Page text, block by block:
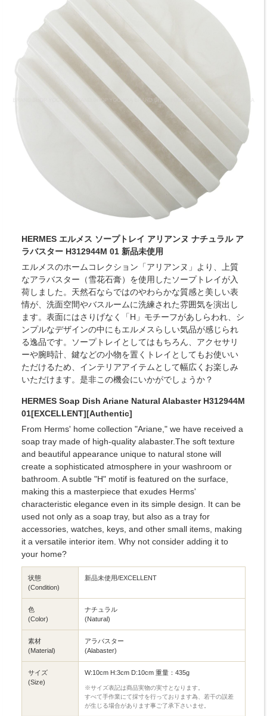
HERMES エルメス ソープトレイ アリアンヌ ナチュラル ア
ラバスター H312944M 01 新品未使用
エルメスのホームコレクション「アリアンヌ」より、上質
なアラバスター（雪花石膏）を使用したソープトレイが入
荷しました。天然石ならではのやわらかな質感と美しい表
情が、洗面空間やバスルームに洗練された雰囲気を演出し
ます。表面にはさりげなく「H」モチーフがあしらわれ、シ
ンプルなデザインの中にもエルメスらしい気品が感じられ
る逸品です。ソープトレイとしてはもちろん、アクセサリ
ーや腕時計、鍵などの小物を置くトレイとしてもお使いい
ただけるため、インテリアアイテムとして幅広くお楽しみ
いただけます。是非この機会にいかがでしょうか？
HERMES Soap Dish Ariane Natural Alabaster H312944M
01[EXCELLENT][Authentic]
From Herms' home collection "Ariane," we have received a
soap tray made of high-quality alabaster.The soft texture
and beautiful appearance unique to natural stone will
create a sophisticated atmosphere in your washroom or
bathroom. A subtle "H" motif is featured on the surface,
making this a masterpiece that exudes Herms'
characteristic elegance even in its simple design. It can be
used not only as a soap tray, but also as a tray for
accessories, watches, keys, and other small items, making
it a versatile interior item. Why not consider adding it to
your home?
状態
(Condition)
新品未使用/EXCELLENT
色
(Color)
ナチュラル
(Natural)
素材
(Material)
アラバスター
(Alabaster)
サイズ
(Size)
W:10cm H:3cm D:10cm 重量：435g
※サイズ表記は商品実物の実寸となります。
すべて手作業にて採寸を行っております為、若干の誤差
が生じる場合があります事ご了承下さいませ。